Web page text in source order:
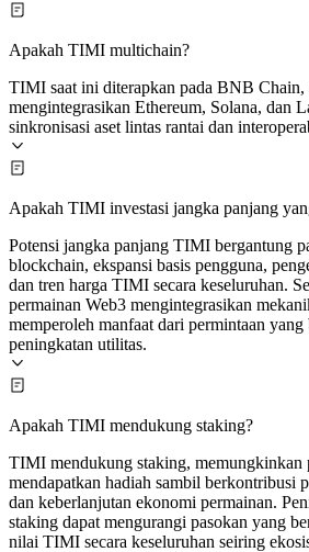
Apakah TIMI multichain?
TIMI saat ini diterapkan pada BNB Chain,
mengintegrasikan Ethereum, Solana, dan
sinkronisasi aset lintas rantai dan
Apakah TIMI investasi jangka panjang
Potensi jangka panjang TIMI bergantung
blockchain, ekspansi basis pengguna,
dan tren harga TIMI secara keseluruhan.
permainan Web3 mengintegrasikan
memperoleh manfaat dari permintaan yang
peningkatan utilitas.
Apakah TIMI mendukung staking?
TIMI mendukung staking, memungkinkan
mendapatkan hadiah sambil berkontribusi
dan keberlanjutan ekonomi permainan.
staking dapat mengurangi pasokan yang
nilai TIMI secara keseluruhan seiring